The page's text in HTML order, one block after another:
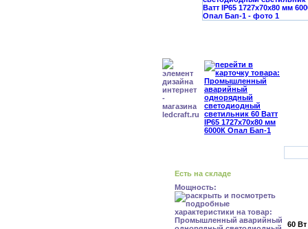
Есть на складе
Мощность:
60 Вт